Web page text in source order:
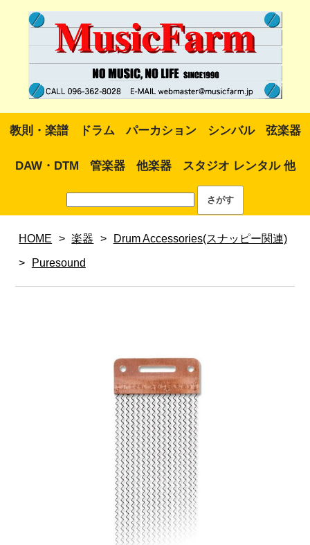
教則・楽譜 ドラム パーカション シンバル 弦楽器
DAW・DTM 管楽器 他楽器 スタジオ レンタル 他
HOME > 楽器 > Drum Accessories(スナッピー関連)
> Puresound